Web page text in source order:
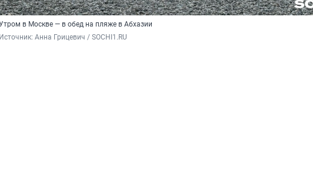
в Москве — в обед на пляже в Абхазии
Источник: Анна Грицевич / SOCHI1.RU